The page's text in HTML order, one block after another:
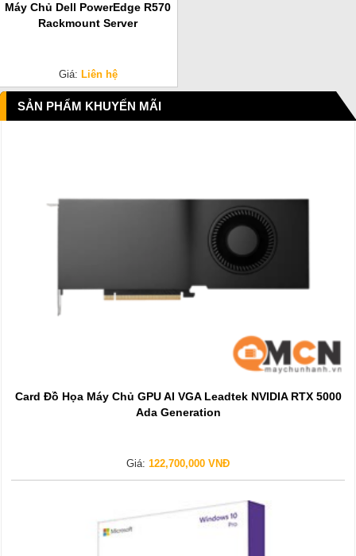
Máy Chủ Dell PowerEdge R570
Rackmount Server
Giá: Liên hệ
SẢN PHẨM KHUYẾN MÃI
Card Đồ Họa Máy Chủ GPU AI VGA Leadtek NVIDIA RTX 5000
Ada Generation
Giá: 122,700,000 VNĐ